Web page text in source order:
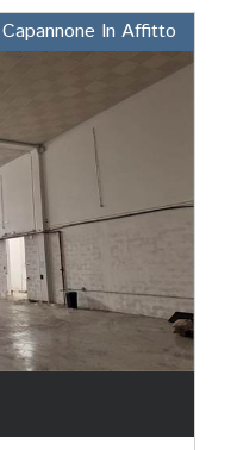
Capannone In Affitto